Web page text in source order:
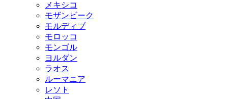
メキシコ
モザンビーク
モルディブ
モロッコ
モンゴル
ヨルダン
ラオス
ルーマニア
レソト